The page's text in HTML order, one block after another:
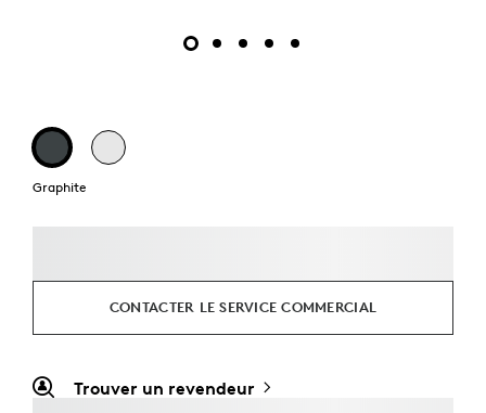
Graphite
CONTACTER LE SERVICE COMMERCIAL
Trouver un revendeur